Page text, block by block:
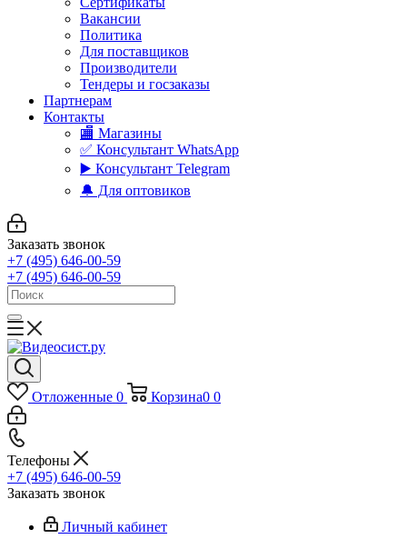
Вакансии
Политика
Для поставщиков
Производители
Тендеры и госзаказы
Партнерам
Контакты
🏬 Магазины
✅️ Консультант WhatsApp
▶️ Консультант Telegram
🔔 Для оптовиков
Заказать звонок
+7 (495) 646-00-59
+7 (495) 646-00-59
Отложенные 0 Корзина0 0
Телефоны
+7 (495) 646-00-59
Заказать звонок
Личный кабинет